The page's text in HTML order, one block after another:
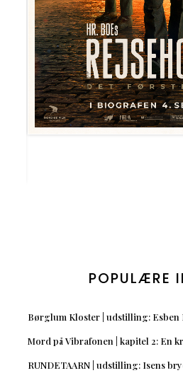
POPULÆRE
Børglum Kloster | udstilling: Esben
Mord på Vibrafonen | kapitel 2: En
RUNDETAARN | udstilling: Isens